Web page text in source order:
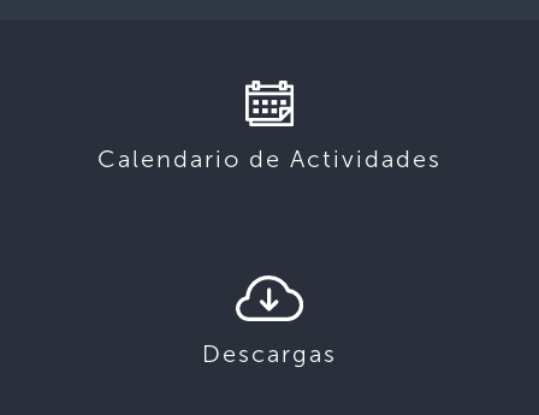
Calendario de Actividades
Descargas